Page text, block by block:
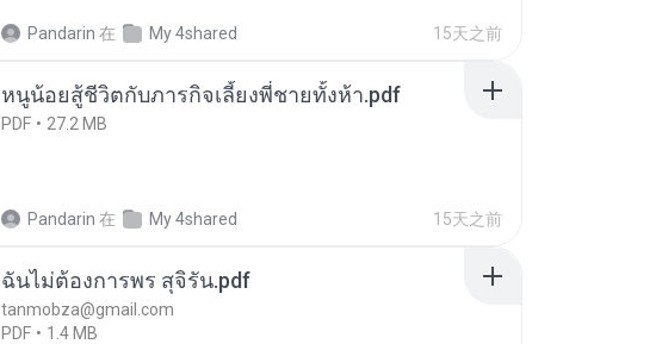
Pandarin 在 My 4shared 15天之前
หนูน้อยสู้ชีวิตกับภารกิจเลี้ยงพี่ชายทั้งห้า.pdf
PDF 27.2 MB
Pandarin 在 My 4shared 15天之前
ฉันไม่ต้องการพร สุจิรัน.pdf
tanmobza@gmail.com
PDF
1.4 MB